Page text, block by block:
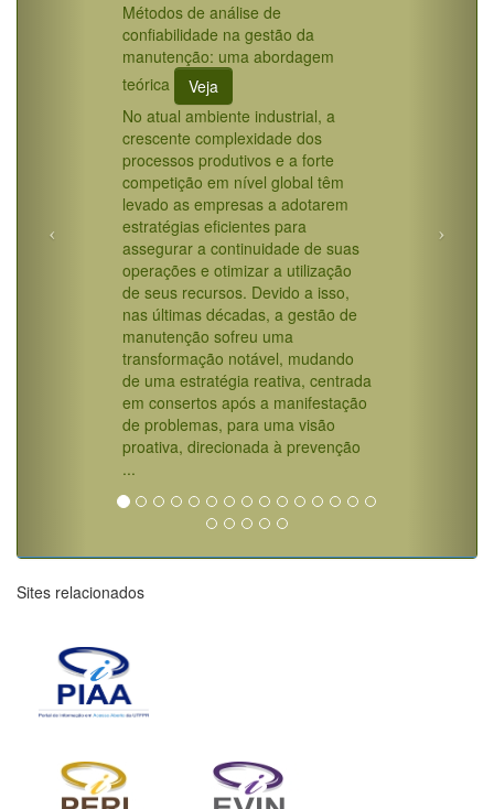
Métodos de análise de
confiabilidade na gestão da
manutenção: uma abordagem
teórica
Veja
No atual ambiente industrial, a
crescente complexidade dos
processos produtivos e a forte
competição em nível global têm
levado as empresas a adotarem
estratégias eficientes para
assegurar a continuidade de suas
operações e otimizar a utilização
de seus recursos. Devido a isso,
nas últimas décadas, a gestão de
manutenção sofreu uma
transformação notável, mudando
de uma estratégia reativa, centrada
em consertos após a manifestação
de problemas, para uma visão
proativa, direcionada à prevenção
...
Sites relacionados